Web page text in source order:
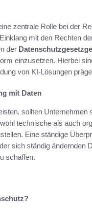
zentrale Rolle bei der
mit den Rechten
der
einzusetzen. Hierbei
von KI-Lösungen
mit Daten
sollten Unternehmen
technische als auch
Eine ständige
sich ständig ändernden
schaffen.